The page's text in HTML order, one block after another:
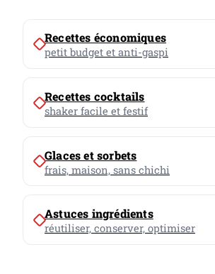
Recettes économiques
petit budget et anti-gaspi
Recettes cocktails
shaker facile et festif
Glaces et sorbets
frais, maison, sans chichi
Astuces ingrédients
réutiliser, conserver, optimiser